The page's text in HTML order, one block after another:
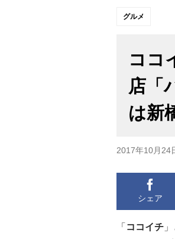
グルメ
ココ
店「
は新
2017年10月24
シェア
「 ココイチ